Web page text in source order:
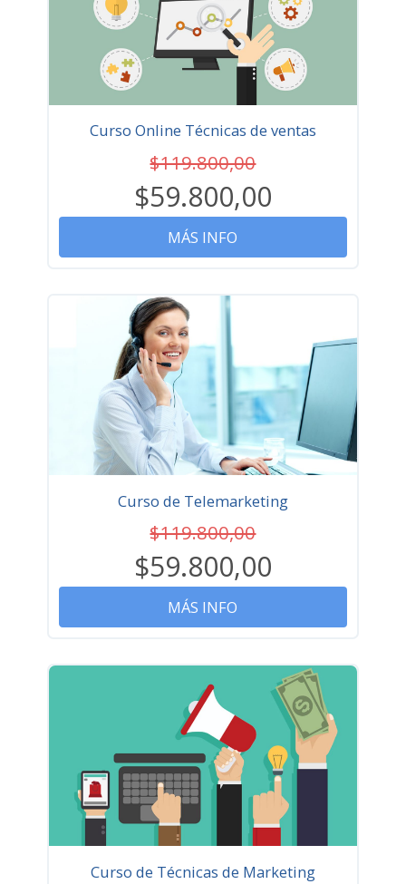
Curso Online Técnicas de ventas
$119.800,00
$59.800,00
MÁS INFO
Curso de Telemarketing
$119.800,00
$59.800,00
MÁS INFO
Curso de Técnicas de Marketing